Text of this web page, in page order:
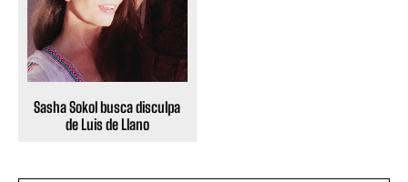
Sasha Sokol busca disculpa
de Luis de Llano